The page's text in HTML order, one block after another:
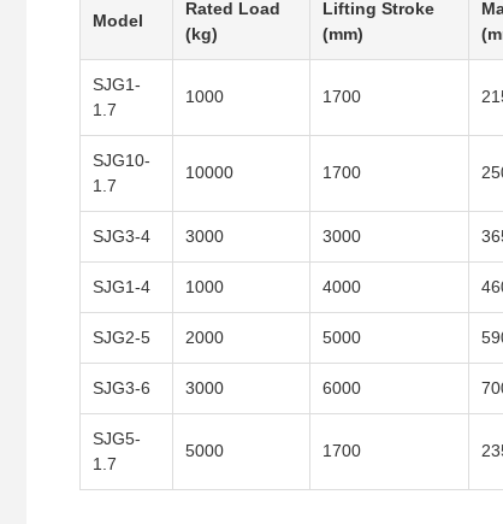
Model
Rated Load
(kg)
Lifting Stroke
(mm)
SJG1-
1.7
1000 1700
SJG10-
1.7
10000 1700
SJG3-4 3000 3000
SJG1-4 1000 4000
SJG2-5 2000 5000
SJG3-6 3000 6000
SJG5-
1.7
5000 1700